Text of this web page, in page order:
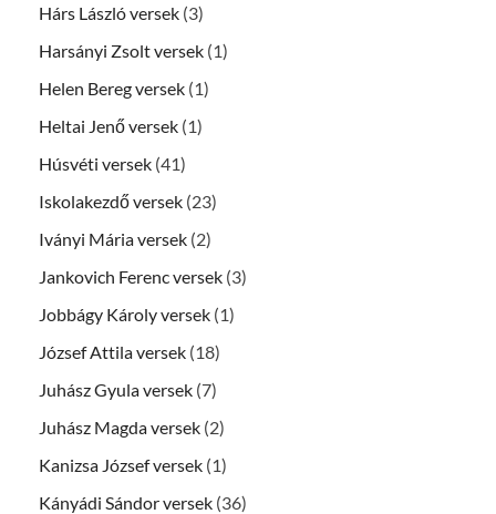
Hárs László versek (3)
Harsányi Zsolt versek (1)
Helen Bereg versek (1)
Heltai Jenő versek (1)
Húsvéti versek (41)
Iskolakezdő versek (23)
Iványi Mária versek (2)
Jankovich Ferenc versek (3)
Jobbágy Károly versek (1)
József Attila versek (18)
Juhász Gyula versek (7)
Juhász Magda versek (2)
Kanizsa József versek (1)
Kányádi Sándor versek (36)